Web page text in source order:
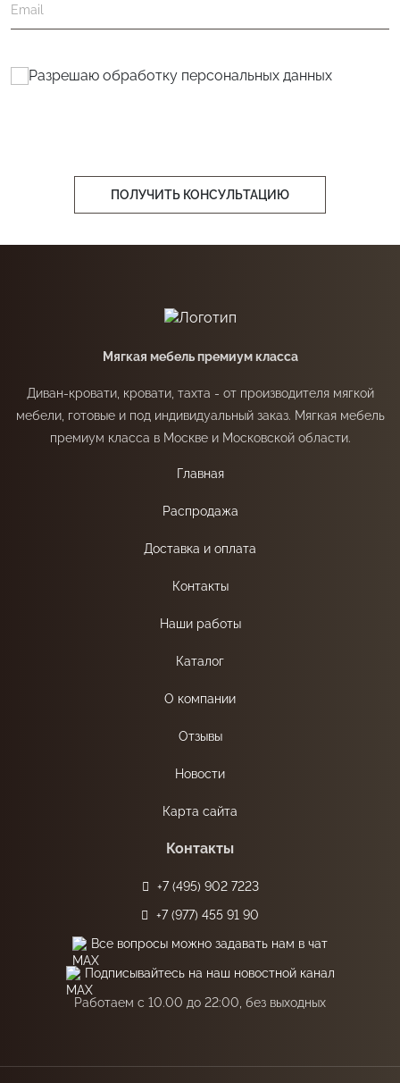
Разрешаю обработку персональных данных
ПОЛУЧИТЬ КОНСУЛЬТАЦИЮ
Мягкая мебель премиум класса
Диван-кровати, кровати, тахта - от производителя мягкой
мебели, готовые и под индивидуальный заказ. Мягкая мебель
премиум класса в Москве и Московской области.
Главная
Распродажа
Доставка и оплата
Контакты
Наши работы
Каталог
О компании
Отзывы
Новости
Карта сайта
Контакты
+7 (495) 902 7223
+7 (977) 455 91 90
Все вопросы можно задавать нам в чат
Подписывайтесь на наш новостной канал
Работаем с 10.00 до 22:00, без выходных